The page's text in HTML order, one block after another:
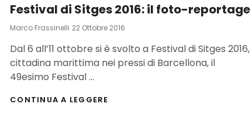
Festival di Sitges 2016: il foto-reportage
Marco Frassinelli Posted
22 Ottobre 2016
Dal 6 all’11 ottobre si è svolto a Festival di Sitges 2016,
cittadina marittima nei pressi di Barcellona, il
49esimo Festival …
CONTINUA A LEGGERE